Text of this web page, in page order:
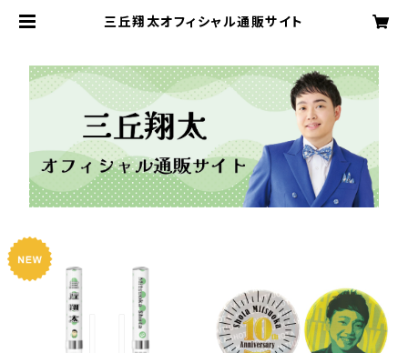
三丘翔太オフィシャル通販サイト